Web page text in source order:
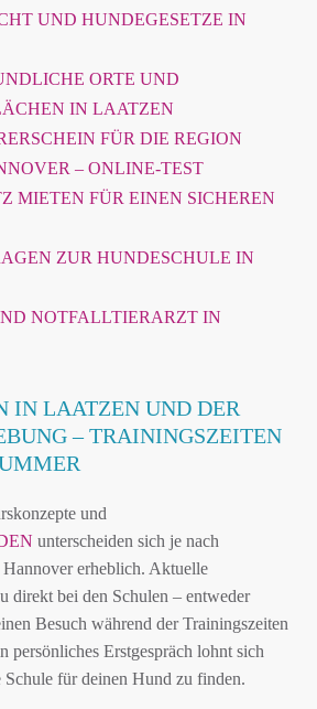
UND HUNDEGESETZE IN
ORTE UND
IN LAATZEN
FÜR DIE REGION
– ONLINE-TEST
MIETEN FÜR EINEN SICHEREN
ZUR HUNDESCHULE IN
NOTFALLTIERARZT IN
IN LAATZEN UND DER
– TRAININGSZEITEN
und
unterscheiden sich je nach
erheblich. Aktuelle
direkt bei den Schulen – entweder
Besuch während der Trainingszeiten
persönliches Erstgespräch lohnt sich
Schule für deinen Hund zu finden.